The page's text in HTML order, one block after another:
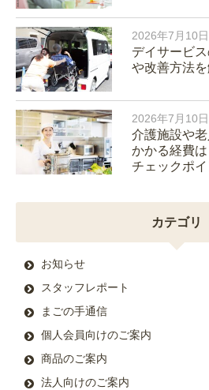
2026年7月10日
デイサービ
や改善方法を
2026年7月10日
介護施設や
かかる経費
チェックポ
カテゴリ
お知らせ
スタッフレポート
まごの手通信
個人会員向けのご案内
商品のご案内
法人向けのご案内